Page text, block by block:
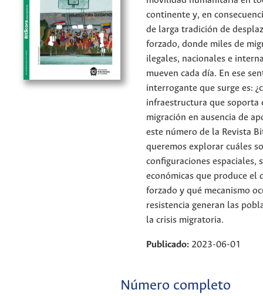
continente y, en
de larga tradición de
forzado, donde miles de
ilegales, nacionales e
mueven cada día. En ese
interrogante que surge es:
infraestructura que soporta
migración en ausencia de
este número de la Revista
queremos explorar cuáles
configuraciones espaciales,
económicas que produce el
forzado y qué mecanismo
resistencia generan las
la crisis migratoria.
Publicado: 2023-06-01
Número completo